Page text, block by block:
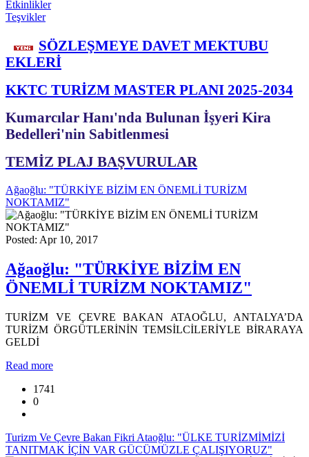
Etkinlikler
Teşvikler
SÖZLEŞMEYE DAVET MEKTUBU
EKLERİ
KKTC TURİZM MASTER PLANI 2025-2034
Kumarcılar Hanı'nda Bulunan İşyeri Kira
Bedelleri'nin Sabitlenmesi
TEMİZ PLAJ BAŞVURULAR
Ağaoğlu: "TÜRKİYE BİZİM EN ÖNEMLİ TURİZM
NOKTAMIZ"
Posted: Apr 10, 2017
Ağaoğlu: "TÜRKİYE BİZİM EN
ÖNEMLİ TURİZM NOKTAMIZ"
TURİZM VE ÇEVRE BAKAN ATAOĞLU, ANTALYA’DA
TURİZM ÖRGÜTLERİNİN TEMSİLCİLERİYLE BİRARAYA
GELDİ
Read more
1741
0
Turizm Ve Çevre Bakan Fikri Ataoğlu: "ÜLKE TURİZMİMİZİ
TANITMAK İÇİN VAR GÜCÜMÜZLE ÇALIŞIYORUZ"